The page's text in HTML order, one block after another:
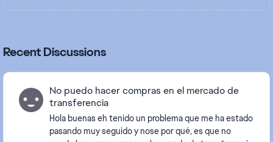
Recent Discussions
No puedo hacer compras en el mercado de
transferencia
Hola buenas eh tenido un problema que me ha estado
pasando muy seguido y nose por qué, es que no